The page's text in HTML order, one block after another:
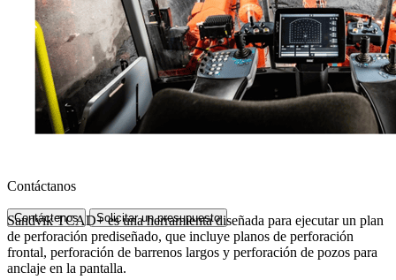
Contáctanos
Contáctenos Solicitar un presupuesto
Sandvik TCAD+ es una herramienta diseñada para ejecutar un plan
de perforación prediseñado, que incluye planos de perforación
frontal, perforación de barrenos largos y perforación de pozos para
anclaje en la pantalla.